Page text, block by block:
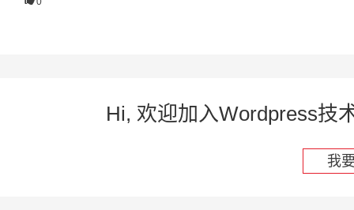
Hi, 欢迎加入Wordpress技
我